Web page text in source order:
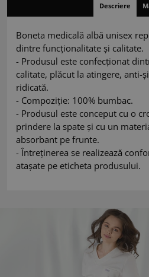
Descriere
Boneta medicală albă unisex
dintre funcționalitate și calitate.
- Produsul este confecționat
calitate, plăcut la atingere, anti-
ridicată.
- Compoziție: 100% bumbac.
- Produsul este conceput cu o
prindere la spate și cu un
absorbant pe frunte.
- Întreținerea se realizează
atașate pe eticheta produsului.